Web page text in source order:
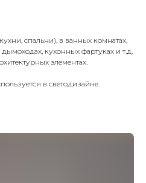
спальни), в ванных комнатах,
кухонных фартуках и т.д.
элементах.
в светодизайне.